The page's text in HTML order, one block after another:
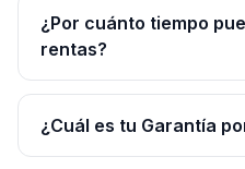
¿Por cuánto tiempo
rentas?
¿Cuál es tu Garantía